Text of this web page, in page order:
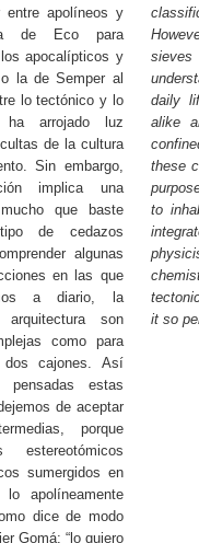
entre apolíneos y
de Eco para
apocalípticos y
la de Semper al
lo tectónico y lo
ha arrojado luz
de la cultura
Sin embargo,
implica una
que baste
de cedazos
algunas
en las que
a diario, la
son
como para
dos cajones. Así
estas
de aceptar
porque
estereotómicos
sumergidos en
apolíneamente
dice de modo
Gomá: “lo quiero
daily
alike
these
to
it so